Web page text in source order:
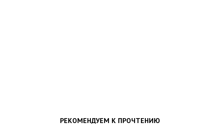
РЕКОМЕНДУЕМ К ПРОЧТЕНИЮ